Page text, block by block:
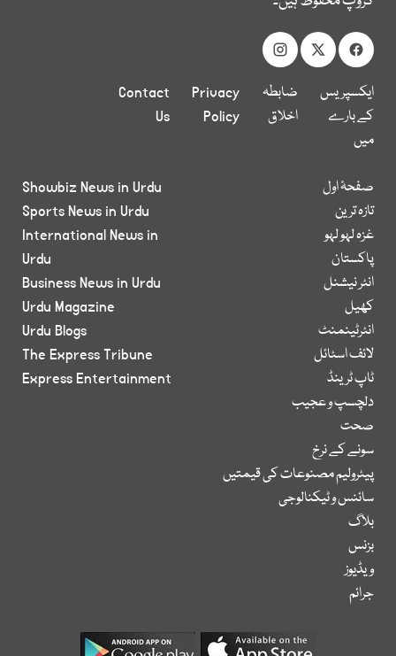
ایکسپریس
کے بارے
میں
ضابطہ
اخلاق
Privacy
Policy
Contact
Us
صفحۂ اول
تازہ ترین
غزہ لہو لہو
پاکستان
انٹر نیشنل
کھیل
انٹرٹینمنٹ
لائف اسٹائل
ٹاپ ٹرینڈ
دلچسپ و عجیب
صحت
سونے کے نرخ
پیٹرولیم مصنوعات کی قیمتیں
سائنس و ٹیکنالوجی
بلاگ
بزنس
ویڈیوز
جرائم
Showbiz News in Urdu
Sports News in Urdu
International News in
Urdu
Business News in Urdu
Urdu Magazine
Urdu Blogs
The Express Tribune
Express Entertainment